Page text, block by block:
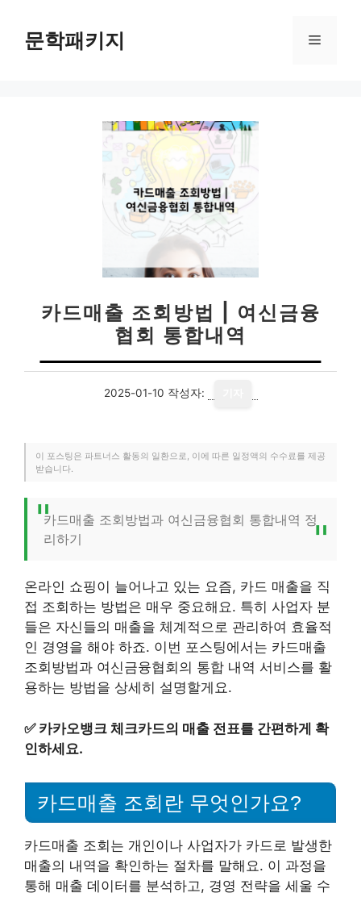
문학패키지 메
카드매출 조회방법 | 여신금융
협회 통합내역
2025-01-10 작성자:
이 포스팅은 파트너스 활동의 일환으로, 이에 따른 일정액의 수수료를 제공
받습니다.
카드매출 조회방법과 여신금융협회 통합내역 정
리하기
온라인 쇼핑이 늘어나고 있는 요즘, 카드 매출을 직
접 조회하는 방법은 매우 중요해요. 특히 사업자 분
들은 자신들의 매출을 체계적으로 관리하여 효율적
인 경영을 해야 하죠. 이번 포스팅에서는 카드매출
조회방법과 여신금융협회의 통합 내역 서비스를 활
용하는 방법을 상세히 설명할게요.
✅ 카카오뱅크 체크카드의 매출 전표를 간편하게 확
인하세요.
카드매출 조회란 무엇인가요?
카드매출 조회는 개인이나 사업자가 카드로 발생한
매출의 내역을 확인하는 절차를 말해요. 이 과정을
통해 매출 데이터를 분석하고, 경영 전략을 세울 수